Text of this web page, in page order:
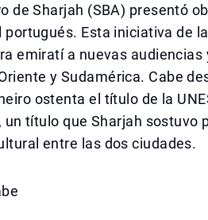
de Sharjah (SBA) presentó
Esta iniciativa de
emiratí a nuevas audiencias
y Sudamérica. Cabe
ostenta el título de la
título que Sharjah sostuvo
entre las dos ciudades.